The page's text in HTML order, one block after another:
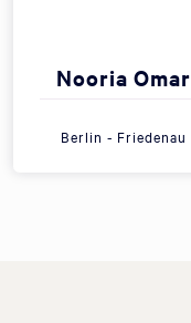
Nooria Omar
Berlin - Friedenau